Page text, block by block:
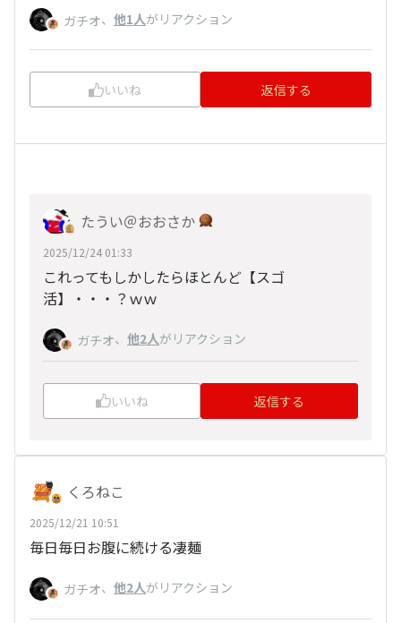
ガチオ、 他1人がリアクション
いいね 返信する
たうい＠おおさか
2025/12/24 01:33
これってもしかしたらほとんど【スゴ
活】・・・？ｗｗ
ガチオ、 他2人がリアクション
いいね 返信する
くろねこ
2025/12/21 10:51
毎日毎日お腹に続ける凄麺
ガチオ、 他2人がリアクション